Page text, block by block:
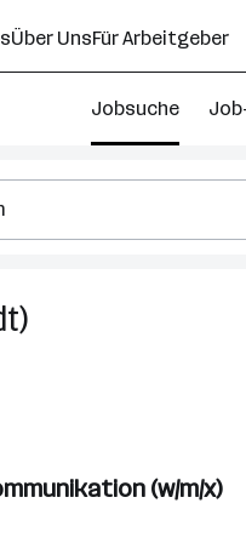
Über UnsFür Arbeitgeber
Jobsuche
23
(Stadt)
(w/m/x)